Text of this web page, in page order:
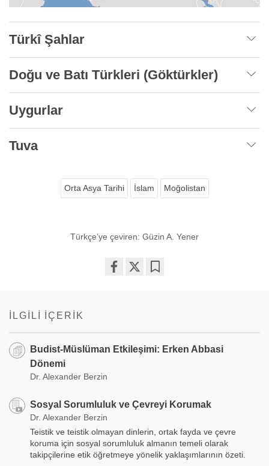
Türkî Şahlar
Doğu ve Batı Türkleri (Göktürkler)
Uygurlar
Tuva
Orta Asya Tarihi İslam Moğolistan
Türkçe’ye çeviren: Güzin A. Yener
İLGILI İÇERIK
Budist-Müslüman Etkileşimi: Erken Abbasi
Dönemi
Dr. Alexander Berzin
Sosyal Sorumluluk ve Çevreyi Korumak
Dr. Alexander Berzin
Teistik ve teistik olmayan dinlerin, ortak fayda ve çevre
koruma için sosyal sorumluluk almanın temeli olarak
takipçilerine etik öğretmeye yönelik yaklaşımlarının özeti.